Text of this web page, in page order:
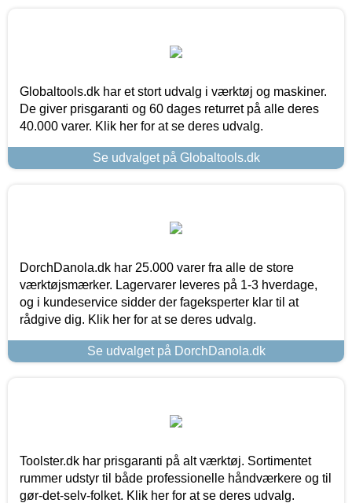
Globaltools.dk har et stort udvalg i værktøj og maskiner.
De giver prisgaranti og 60 dages returret på alle deres
40.000 varer. Klik her for at se deres udvalg.
Se udvalget på Globaltools.dk
DorchDanola.dk har 25.000 varer fra alle de store
værktøjsmærker. Lagervarer leveres på 1-3 hverdage,
og i kundeservice sidder der fageksperter klar til at
rådgive dig. Klik her for at se deres udvalg.
Se udvalget på DorchDanola.dk
Toolster.dk har prisgaranti på alt værktøj. Sortimentet
rummer udstyr til både professionelle håndværkere og til
gør-det-selv-folket. Klik her for at se deres udvalg.